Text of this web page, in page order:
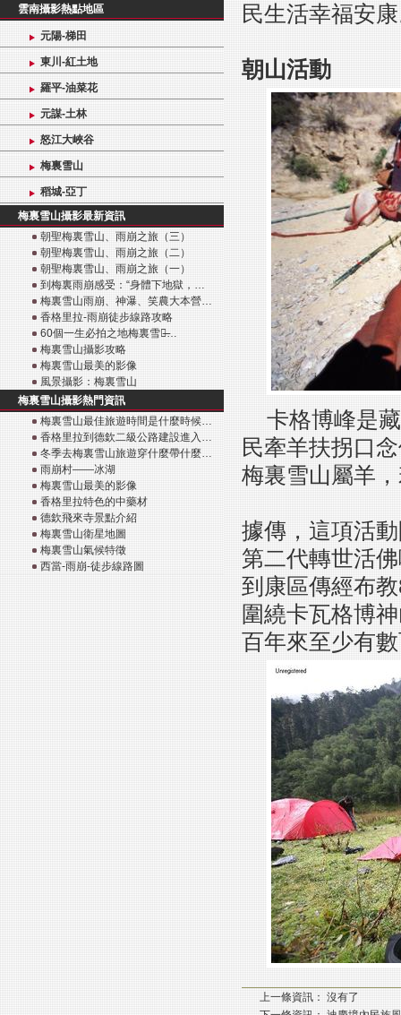
雲南攝影熱點地區
元陽-梯田
東川-紅土地
羅平-油菜花
元謀-土林
怒江大峽谷
梅裏雪山
稻城-亞丁
梅裏雪山攝影最新資訊
朝聖梅裏雪山、雨崩之旅（三）
朝聖梅裏雪山、雨崩之旅（二）
朝聖梅裏雪山、雨崩之旅（一）
到梅裏雨崩感受：“身體下地獄，…
梅裏雪山雨崩、神瀑、笑農大本營…
香格里拉-雨崩徒步線路攻略
60個一生必拍之地梅裏雪山̶…
梅裏雪山攝影攻略
梅裏雪山最美的影像
風景攝影：梅裏雪山
梅裏雪山攝影熱門資訊
梅裏雪山最佳旅遊時間是什麼時候…
香格里拉到德欽二級公路建設進入…
冬季去梅裏雪山旅遊穿什麼帶什麼…
雨崩村——冰湖
梅裏雪山最美的影像
香格里拉特色的中藥材
德欽飛來寺景點介紹
梅裏雪山衛星地圖
梅裏雪山氣候特徵
西當-雨崩-徒步線路圖
民生活幸福安
朝山活動
卡格博峰是
民牽羊扶拐口
梅裏雪山屬羊
據傳，這項活
第二代轉世活
到康區傳經布
圍繞卡瓦格博
百年來至少有
上一條資訊： 沒有了